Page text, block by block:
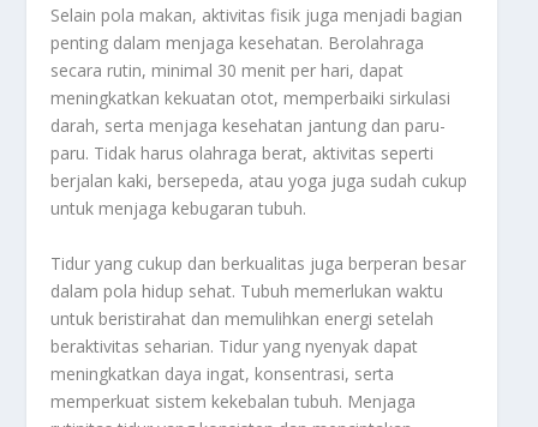
Selain pola makan, aktivitas fisik juga menjadi bagian
penting dalam menjaga kesehatan. Berolahraga
secara rutin, minimal 30 menit per hari, dapat
meningkatkan kekuatan otot, memperbaiki sirkulasi
darah, serta menjaga kesehatan jantung dan paru-
paru. Tidak harus olahraga berat, aktivitas seperti
berjalan kaki, bersepeda, atau yoga juga sudah cukup
untuk menjaga kebugaran tubuh.
Tidur yang cukup dan berkualitas juga berperan besar
dalam pola hidup sehat. Tubuh memerlukan waktu
untuk beristirahat dan memulihkan energi setelah
beraktivitas seharian. Tidur yang nyenyak dapat
meningkatkan daya ingat, konsentrasi, serta
memperkuat sistem kekebalan tubuh. Menjaga